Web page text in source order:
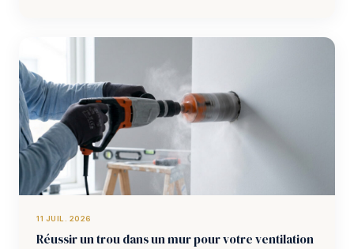
11 JUIL. 2026
Réussir un trou dans un mur pour votre ventilation